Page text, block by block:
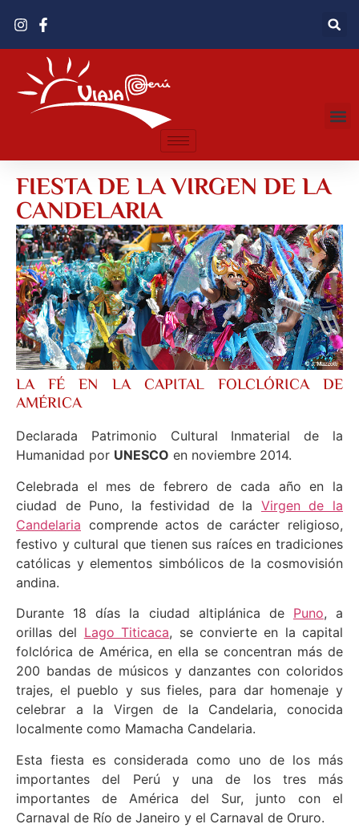
FIESTA DE LA VIRGEN DE LA
CANDELARIA
LA FÉ EN LA CAPITAL FOLCLÓRICA DE
AMÉRICA
Declarada Patrimonio Cultural Inmaterial de la
Humanidad por UNESCO en noviembre 2014.
Celebrada el mes de febrero de cada año en la
ciudad de Puno, la festividad de la Virgen de la
Candelaria comprende actos de carácter religioso,
festivo y cultural que tienen sus raíces en tradiciones
católicas y elementos simbólicos de la cosmovisión
andina.
Durante 18 días la ciudad altiplánica de Puno, a
orillas del Lago Titicaca, se convierte en la capital
folclórica de América, en ella se concentran más de
200 bandas de músicos y danzantes con coloridos
trajes, el pueblo y sus fieles, para dar homenaje y
celebrar a la Virgen de la Candelaria, conocida
localmente como Mamacha Candelaria.
Esta fiesta es considerada como uno de los más
importantes del Perú y una de los tres más
importantes de América del Sur, junto con el
Carnaval de Río de Janeiro y el Carnaval de Oruro.